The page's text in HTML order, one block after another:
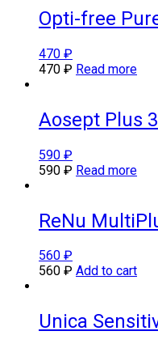
Opti-free
470 ₽
470 ₽ Read more
Aosept Plus
590 ₽
590 ₽ Read more
ReNu
560 ₽
560 ₽ Add to cart
Unica